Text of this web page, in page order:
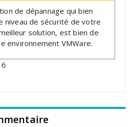
de dépannage qui bien
niveau de sécurité de votre
solution, est bien de
environnement VMWare.